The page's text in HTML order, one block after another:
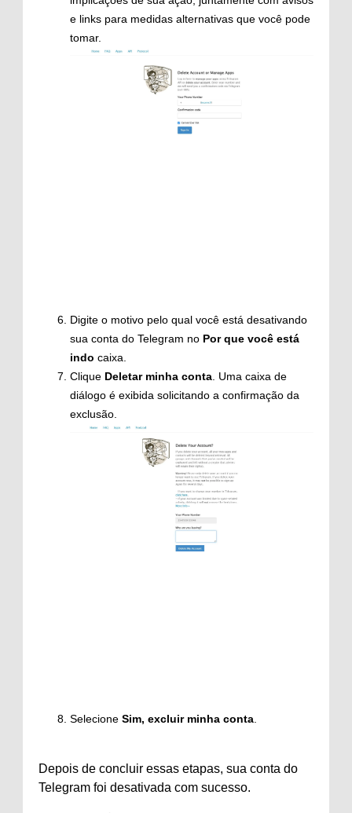
e links para medidas alternativas que você pode
tomar.
Digite o motivo pelo qual você está desativando
sua conta do Telegram no Por que você está
indo caixa.
Clique Deletar minha conta . Uma caixa de
diálogo é exibida solicitando a confirmação da
exclusão.
Selecione Sim, excluir minha conta
Depois de concluir essas etapas, sua conta do
Telegram foi desativada com sucesso.